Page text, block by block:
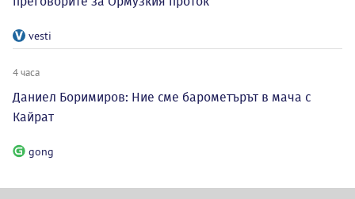
vesti
4 часа
Даниел Боримиров: Ние сме барометърът в мача с
Кайрат
gong